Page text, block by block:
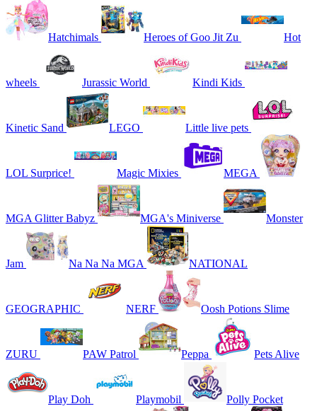
Hatchimals Heroes of Goo Jit Zu Hot
wheels Jurassic World Kindi Kids
Kinetic Sand LEGO Little live pets
LOL Surprice! Magic Mixies MEGA
MGA Glitter Babyz MGA's Miniverse Monster
Jam Na Na Na MGA NATIONAL
GEOGRAPHIC NERF Oosh Potions Slime
ZURU PAW Patrol Peppa Pets Alive
Play Doh Playmobil Polly Pocket